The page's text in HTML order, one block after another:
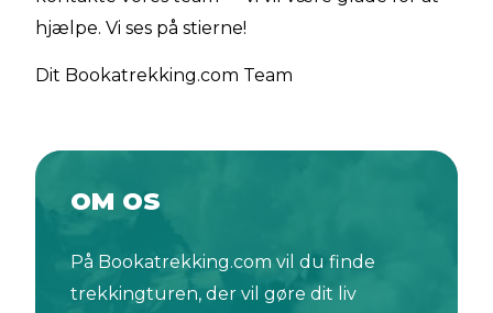
hjælpe. Vi ses på stierne!
Dit Bookatrekking.com Team
OM OS
På Bookatrekking.com vil du finde
trekkingturen, der vil gøre dit liv